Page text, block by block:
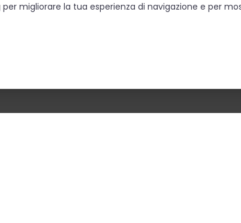
migliorare la tua esperienza di navigazione e per